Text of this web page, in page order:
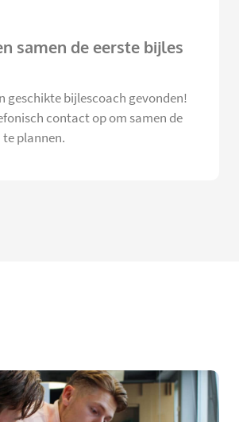
samen de eerste bijles
geschikte bijlescoach gevonden!
contact op om samen de
te plannen.